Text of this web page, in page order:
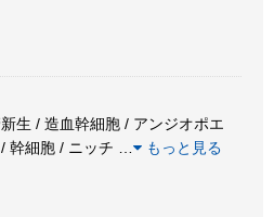
生 / 造血幹細胞 / アンジオポエ
幹細胞 / ニッチ
もっと見る